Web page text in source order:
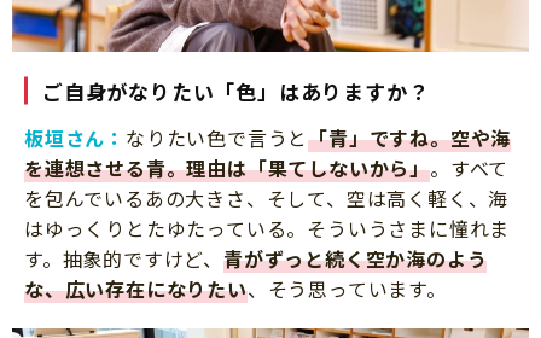
ご自身がなりたい「色」はありますか？
板垣さん： なりたい色で言うと「青」ですね。空や海
を連想させる青。理由は「果てしないから」。すべて
を包んでいるあの大きさ、そして、空は高く軽く、海
はゆっくりとたゆたっている。そういうさまに憧れま
す。抽象的ですけど、 青がずっと続く空か海のよう
な、広い存在になりたい、そう思っています。